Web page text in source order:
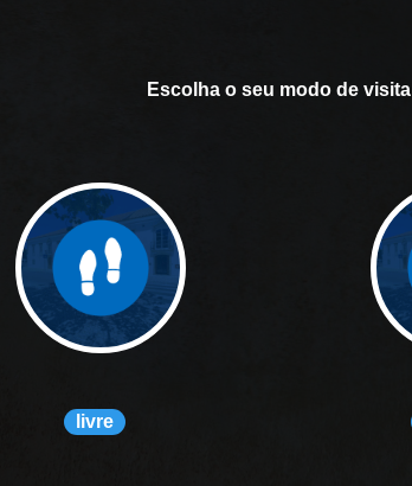
Escolha o seu modo de visita
livre